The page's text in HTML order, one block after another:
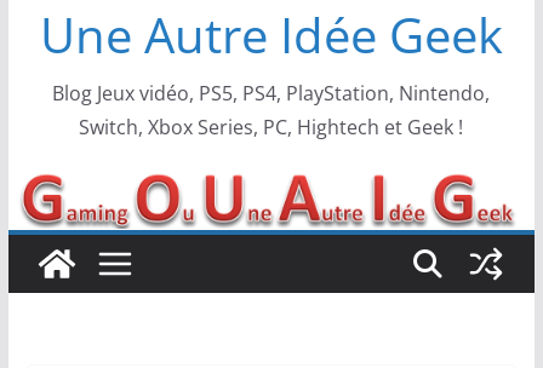
Une Autre Idée Geek
Blog Jeux vidéo, PS5, PS4, PlayStation, Nintendo,
Switch, Xbox Series, PC, Hightech et Geek !